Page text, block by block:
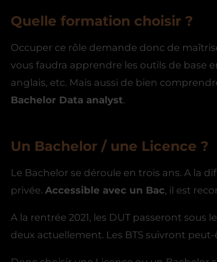
Quelle formation choisir ?
Occuper ce rôle demande donc de
vous faudra apprendre les outils de base
anglais, etc. Mais aussi de bien
Bachelor Data analyst.
Un Bachelor / une Licence ?
Le Bachelor se déroule en trois ans. A la
privée. Accessible avec un Bac, il est
A la rentrée 2021, les DUT passeront sous
deux actuellement. Les BTS suivront